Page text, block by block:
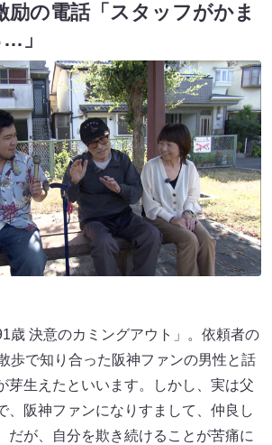
励の電話「スタッフがかま
」
歳 決意のカミングアウト」。依頼者の
歩で知り合った阪神ファンの男性と話
芽生えたといいます。しかし、実は父
、阪神ファンになりすまして、仲良し
だが、自分を欺き続けることが苦痛に